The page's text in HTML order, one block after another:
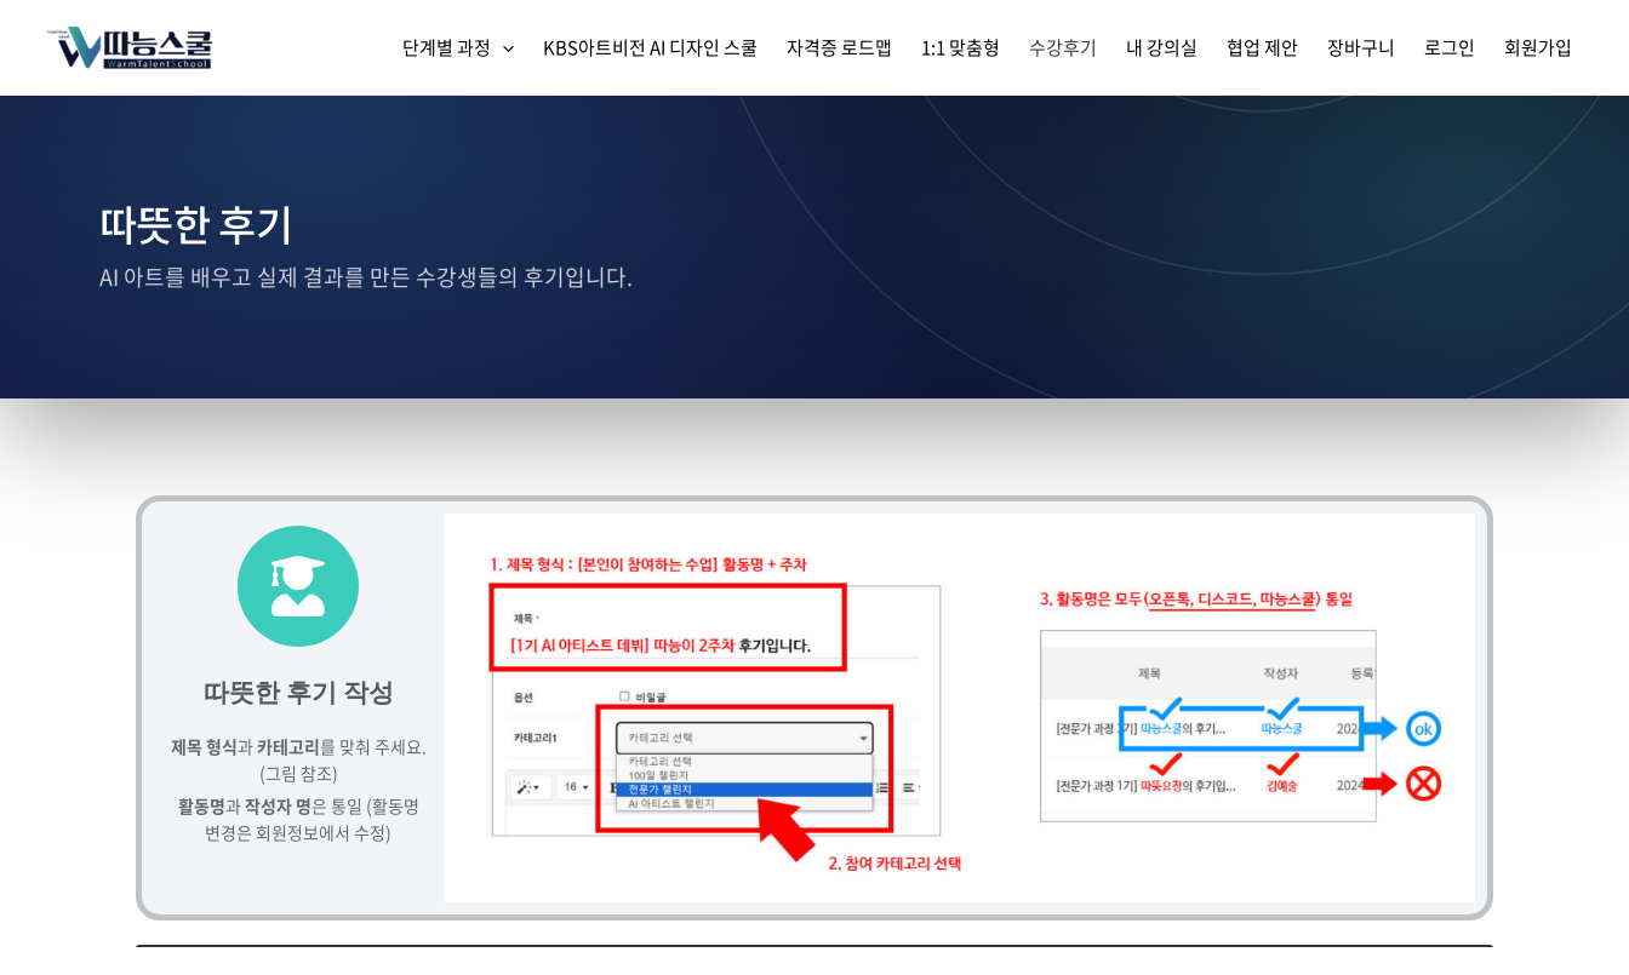
단계별 과정 KBS아트비전 AI 디자인 스쿨 자격증 로드맵 1:1 맞춤형 수강후기 내 강의실 협업 제안 장바구니 로그인 회원가입
따뜻한 후기
AI 아트를 배우고 실제 결과를 만든 수강생들의 후기입니다.
따뜻한 후기 작성
제목 형식과카테고리를 맞춰 주세요.
(그림 참조)
활동명과작성자 명은 통일 (활동명
변경은 회원정보에서 수정)